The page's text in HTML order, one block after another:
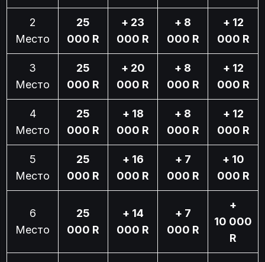
2
Место
25
000 R
+ 23
000 R
+ 8
000 R
+ 12
000 R
3
Место
25
000 R
+ 20
000 R
+ 8
000 R
+ 12
000 R
4
Место
25
000 R
+ 18
000 R
+ 8
000 R
+ 12
000 R
5
Место
25
000 R
+ 16
000 R
+ 7
000 R
+ 10
000 R
6
Место
25
000 R
+ 14
000 R
+ 7
000 R
+
10 000
R